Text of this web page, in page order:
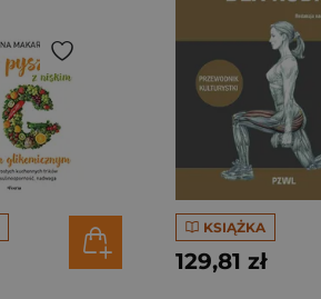
KSIĄŻKA
129,81 zł